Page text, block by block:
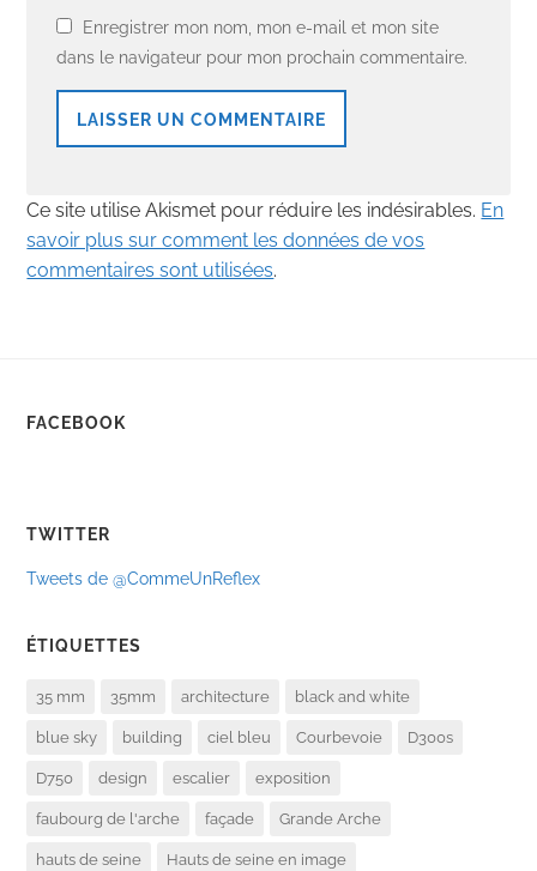
Enregistrer mon nom, mon e-mail et mon site
dans le navigateur pour mon prochain commentaire.
Ce site utilise Akismet pour réduire les indésirables. En
savoir plus sur comment les données de vos
commentaires sont utilisées.
FACEBOOK
TWITTER
Tweets de @CommeUnReflex
ÉTIQUETTES
35 mm 35mm architecture black and white
blue sky building ciel bleu Courbevoie D300s
D750 design escalier exposition
faubourg de l'arche façade Grande Arche
hauts de seine Hauts de seine en image